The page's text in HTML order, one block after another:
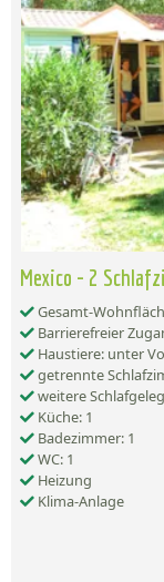
Mexico - 2
Gesamt-
Barrierefreier
Haustiere: unter
getrennte
weitere
Küche: 1
Badezimmer: 1
WC: 1
Heizung
Klima-Anlage